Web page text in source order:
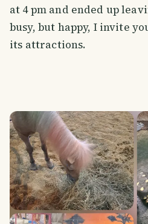
at 4 pm and ended up
busy, but happy, I invite
its attractions.